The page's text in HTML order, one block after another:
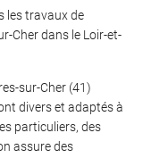
les travaux de
Cher dans le Loir-et-
sur-Cher (41)
divers et adaptés à
particuliers, des
assure des